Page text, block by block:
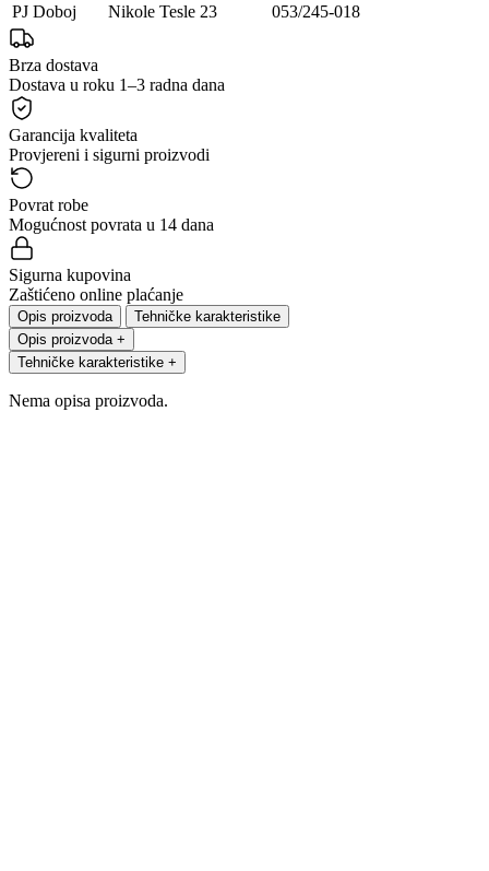
PJ Doboj
Nikole Tesle 23 053/245-018
Brza dostava
Dostava u roku 1–3 radna dana
Garancija kvaliteta
Provjereni i sigurni proizvodi
Povrat robe
Mogućnost povrata u 14 dana
Sigurna kupovina
Zaštićeno online plaćanje
Opis proizvoda
Tehničke karakteristike
Opis proizvoda +
Tehničke karakteristike +
Nema opisa proizvoda.